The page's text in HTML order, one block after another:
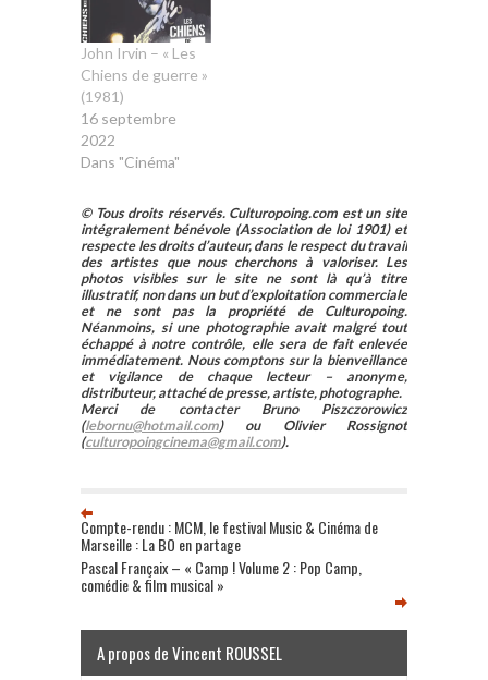
John Irvin – « Les
Chiens de guerre »
(1981)
16 septembre
2022
Dans "Cinéma"
© Tous droits réservés. Culturopoing.com est un site
intégralement bénévole (Association de loi 1901) et
respecte les droits d’auteur, dans le respect du travail
des artistes que nous cherchons à valoriser. Les
photos visibles sur le site ne sont là qu’à titre
illustratif, non dans un but d’exploitation commerciale
et ne sont pas la propriété de Culturopoing.
Néanmoins, si une photographie avait malgré tout
échappé à notre contrôle, elle sera de fait enlevée
immédiatement. Nous comptons sur la bienveillance
et vigilance de chaque lecteur – anonyme,
distributeur, attaché de presse, artiste, photographe.
Merci de contacter Bruno Piszczorowicz
(lebornu@hotmail.com) ou Olivier Rossignot
(culturopoingcinema@gmail.com).
Compte-rendu : MCM, le festival Music & Cinéma de
Marseille : La BO en partage
Pascal Françaix – « Camp ! Volume 2 : Pop Camp,
comédie & film musical »
A propos de Vincent ROUSSEL